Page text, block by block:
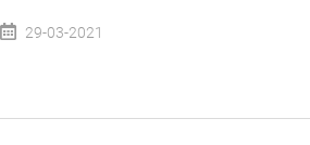
29-03-2021